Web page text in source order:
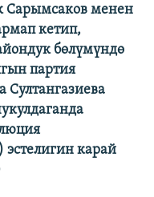
Сарымсаков менен
кетип,
бөлүмүндө
партия
Султангазиева
карай